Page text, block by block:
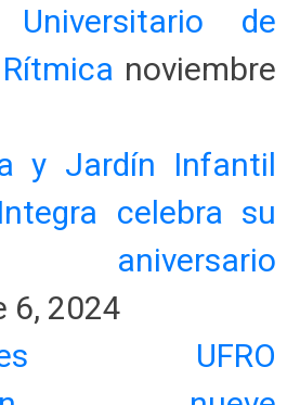
Universitario de
noviembre
y Jardín Infantil
celebra su
aniversario
6, 2024
UFRO